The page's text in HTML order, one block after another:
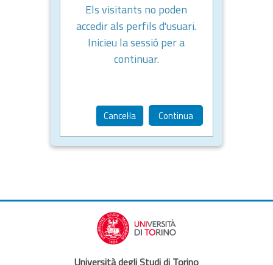
Els visitants no poden
accedir als perfils d'usuari.
Inicieu la sessió per a
continuar.
Cancel·la Continua
Università degli Studi di Torino